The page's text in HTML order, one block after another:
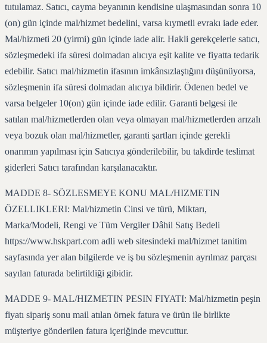
tutulamaz. Satıcı, cayma beyanının kendisine ulaşmasından sonra 10
(on) gün içinde mal/hizmet bedelini, varsa kıymetli evrakı iade eder.
Mal/hizmeti 20 (yirmi) gün içinde iade alir. Hakli gerekçelerle satıcı,
sözleşmedeki ifa süresi dolmadan alıcıya eşit kalite ve fiyatta tedarik
edebilir. Satıcı mal/hizmetin ifasının imkânsızlaştığını düşünüyorsa,
sözleşmenin ifa süresi dolmadan alıcıya bildirir. Ödenen bedel ve
varsa belgeler 10(on) gün içinde iade edilir. Garanti belgesi ile
satılan mal/hizmetlerden olan veya olmayan mal/hizmetlerden arızalı
veya bozuk olan mal/hizmetler, garanti şartları içinde gerekli
onarımın yapılması için Satıcıya gönderilebilir, bu takdirde teslimat
giderleri Satıcı tarafından karşılanacaktır.
MADDE 8- SÖZLESMEYE KONU MAL/HIZMETIN
ÖZELLIKLERI: Mal/hizmetin Cinsi ve türü, Miktarı,
Marka/Modeli, Rengi ve Tüm Vergiler Dâhil Satış Bedeli
https://www.hskpart.com adli web sitesindeki mal/hizmet tanitim
sayfasında yer alan bilgilerde ve iş bu sözleşmenin ayrılmaz parçası
sayılan faturada belirtildiği gibidir.
MADDE 9- MAL/HIZMETIN PESIN FIYATI: Mal/hizmetin peşin
fiyatı sipariş sonu mail atılan örnek fatura ve ürün ile birlikte
müşteriye gönderilen fatura içeriğinde mevcuttur.